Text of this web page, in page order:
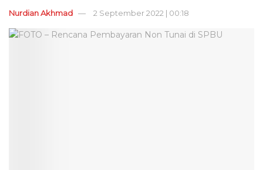
Nurdian Akhmad 2 September 2022 | 00:18